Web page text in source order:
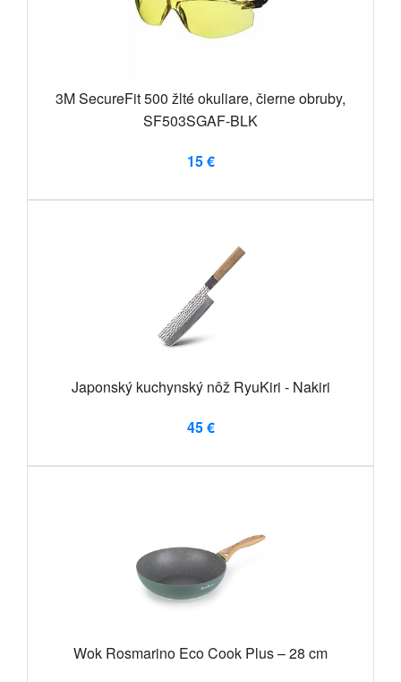
3M SecureFit 500 žlté okuliare, čierne obruby,
SF503SGAF-BLK
15 €
Japonský kuchynský nôž RyuKiri - Nakiri
45 €
Wok Rosmarino Eco Cook Plus – 28 cm